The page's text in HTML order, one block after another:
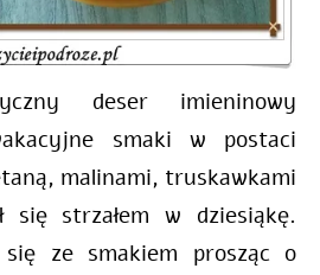
deser imieninowy
smaki w postaci
malinami, truskawkami
się strzałem w dziesiąkę.
ze smakiem prosząc o